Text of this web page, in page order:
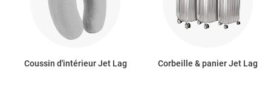
Coussin d'intérieur Jet Lag Corbeille & panier Jet Lag